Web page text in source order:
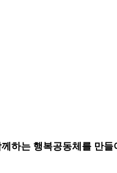
하는 행복공동체를 만들